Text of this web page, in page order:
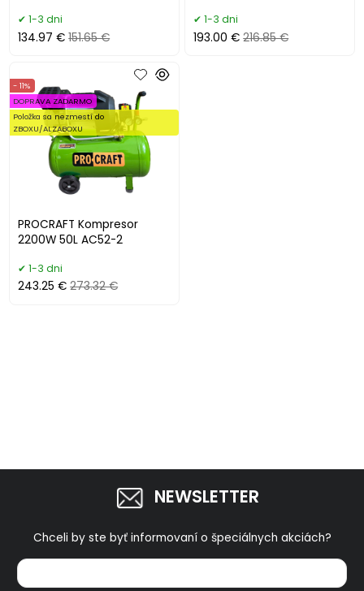
1-3 dni
134.97 € 151.65 €
1-3 dni
193.00 € 216.85 €
PROCRAFT Kompresor
2200W 50L AC52-2
- 11%
DOPRAVA ZADARMO
Položka sa nezmestí do
ZBOXU/ALZABOXU
1-3 dni
243.25 € 273.32 €
NEWSLETTER
Chceli by ste byť informovaní o špeciálnych akciách?